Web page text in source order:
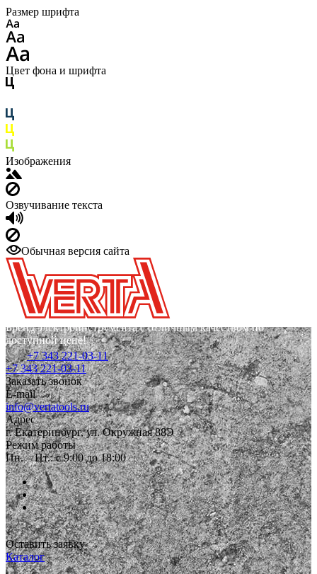
Размер шрифта
Цвет фона и шрифта
Изображения
Озвучивание текста
Обычная версия сайта
Бренд электроинструмента с отличным качеством по
доступной цене!
+7 343 221-03-11
+7 343 221-03-11
Заказать звонок
E-mail
info@vertatools.ru
Адрес
г. Екатеринбург, ул. Окружная 88Э
Режим работы
Пн. – Пт.: с 9:00 до 18:00
Оставить заявку
Каталог